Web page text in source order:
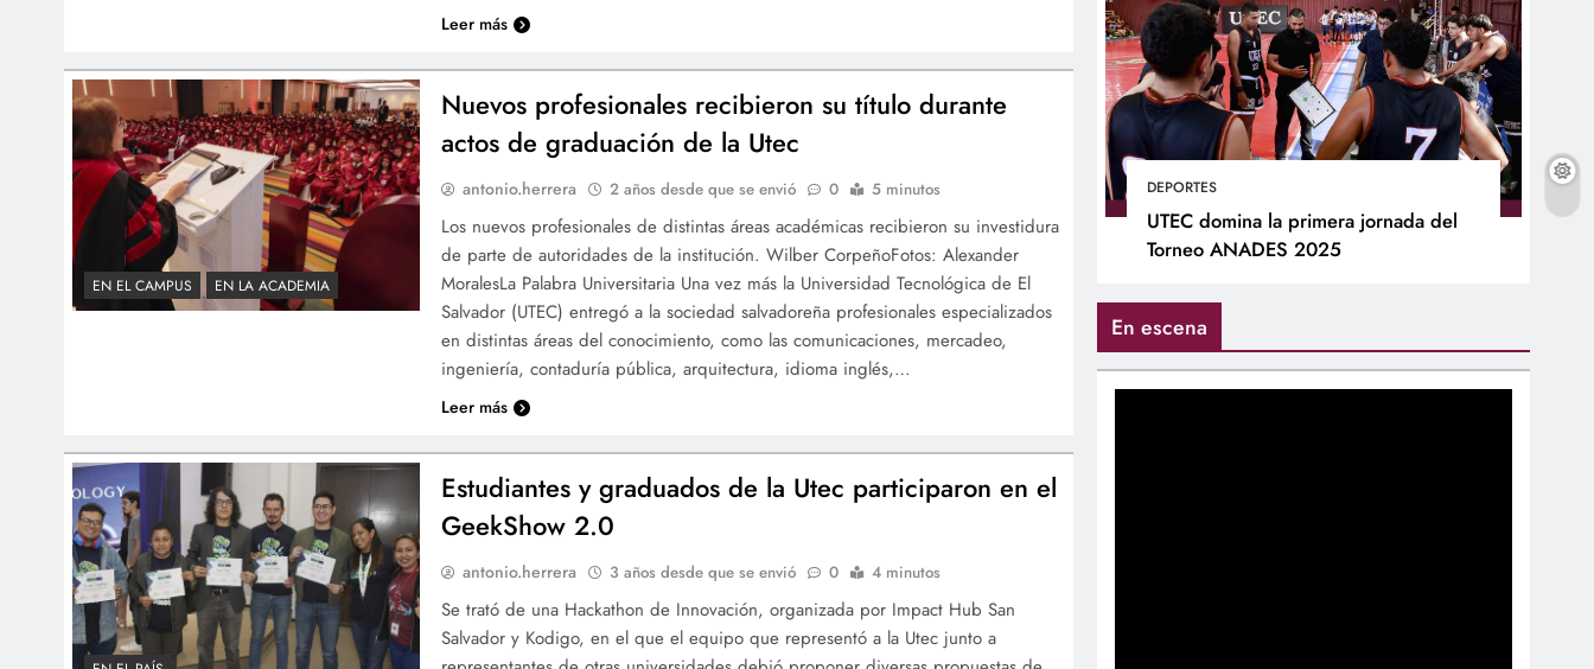
Leer más
EN EL CAMPUS EN LA ACADEMIA
Nuevos profesionales recibieron su título durante
actos de graduación de la Utec
antonio.herrera 2 años desde que se envió 0 5 minutos
Los nuevos profesionales de distintas áreas académicas recibieron su investidura
de parte de autoridades de la institución. Wilber CorpeñoFotos: Alexander
MoralesLa Palabra Universitaria Una vez más la Universidad Tecnológica de El
Salvador (UTEC) entregó a la sociedad salvadoreña profesionales especializados
en distintas áreas del conocimiento, como las comunicaciones, mercadeo,
ingeniería, contaduría pública, arquitectura, idioma inglés,…
Leer más
Estudiantes y graduados de la Utec participaron en el
GeekShow 2.0
antonio.herrera 3 años desde que se envió 0 4 minutos
Se trató de una Hackathon de Innovación, organizada por Impact Hub San
Salvador y Kodigo, en el que el equipo que representó a la Utec junto a
DEPORTES
UTEC domina la primera jornada del
Torneo ANADES 2025
En escena